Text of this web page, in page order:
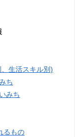
生活スキル別)
ち
みち
るもの